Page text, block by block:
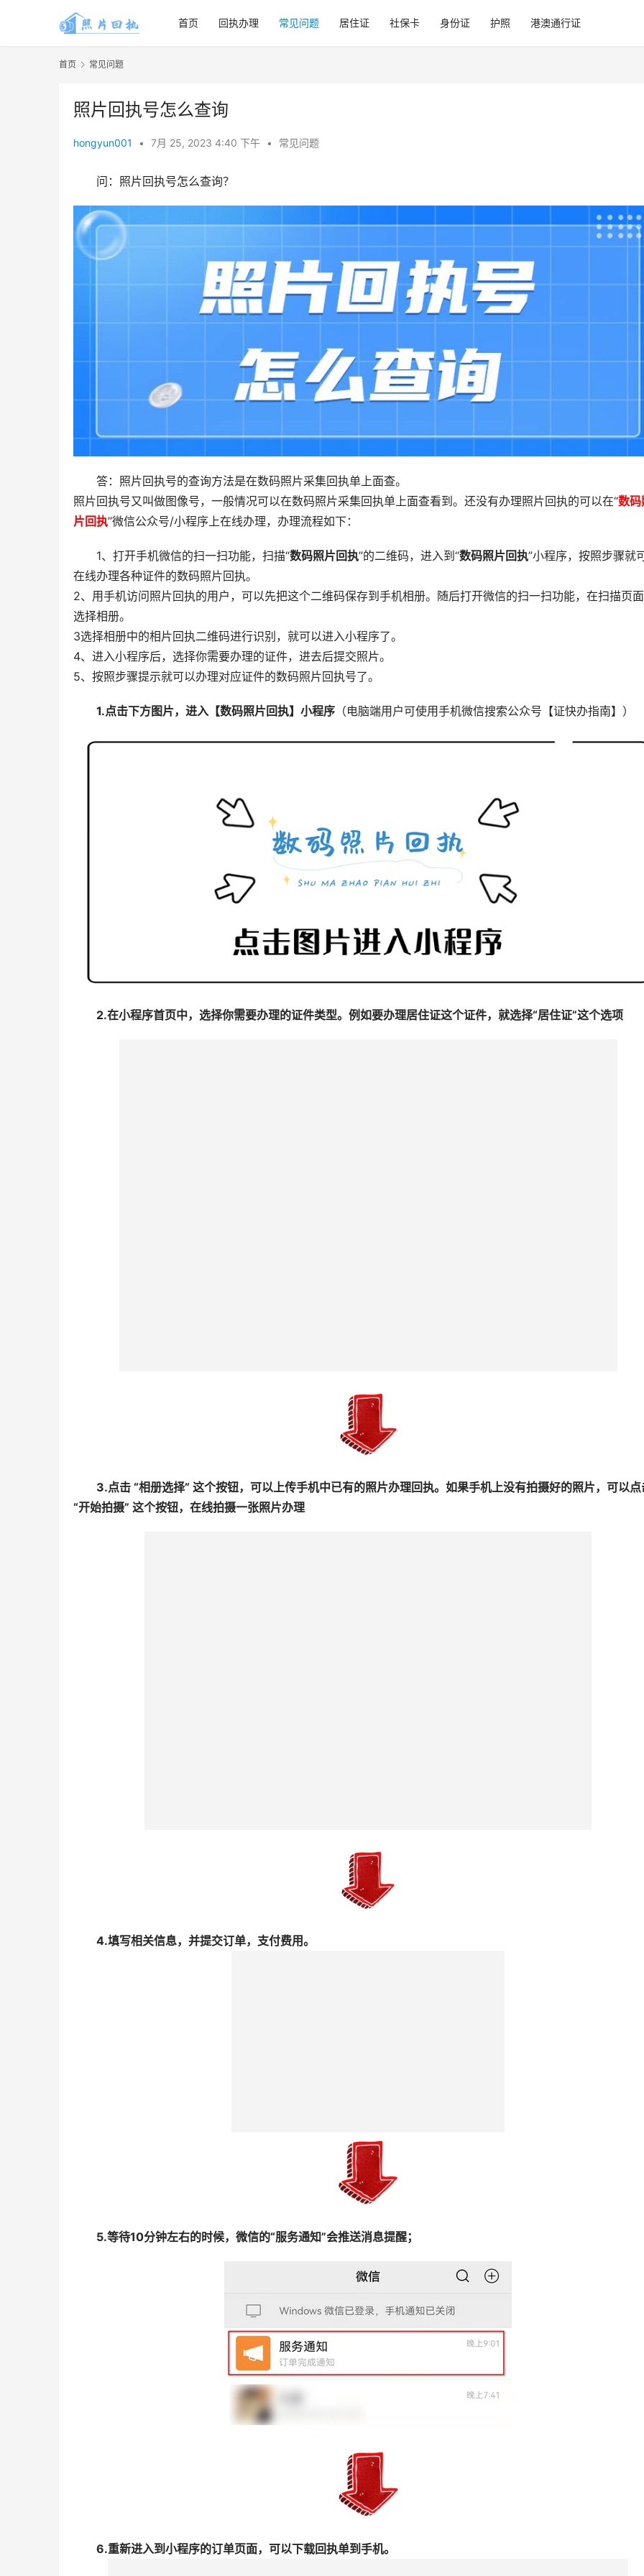
首页 回执办理 常见问题 居住证 社保卡 身份证 护照 港澳通行证
首页 常见问题
照片回执号怎么查询
hongyun001 • 7月 25, 2023 4:40 下午 • 常见问题
问：照片回执号怎么查询？
答：照片回执号的查询方法是在数码照片采集回执单上面查。
照片回执号又叫做图像号，一般情况可以在数码照片采集回执单上面查看到。还没有办理照片回执的可以在“数码
片回执”微信公众号/小程序上在线办理，办理流程如下：
1、打开手机微信的扫一扫功能，扫描“数码照片回执”的二维码，进入到“数码照片回执”小程序，按照步骤就
在线办理各种证件的数码照片回执。
2、用手机访问照片回执的用户，可以先把这个二维码保存到手机相册。随后打开微信的扫一扫功能，在扫描页
选择相册。
3选择相册中的相片回执二维码进行识别，就可以进入小程序了。
4、进入小程序后，选择你需要办理的证件，进去后提交照片。
5、按照步骤提示就可以办理对应证件的数码照片回执号了。
1.点击下方图片，进入【数码照片回执】小程序 （电脑端用户可使用手机微信搜索公众号【证快办指南】）
2.在小程序首页中，选择你需要办理的证件类型。例如要办理居住证这个证件，就选择“居住证”这个选项
3.点击 “相册选择” 这个按钮，可以上传手机中已有的照片办理回执。如果手机上没有拍摄好的照片，可以点
“开始拍摄” 这个按钮，在线拍摄一张照片办理
4.填写相关信息，并提交订单，支付费用。
5.等待10分钟左右的时候，微信的“服务通知”会推送消息提醒；
6.重新进入到小程序的订单页面，可以下载回执单到手机。